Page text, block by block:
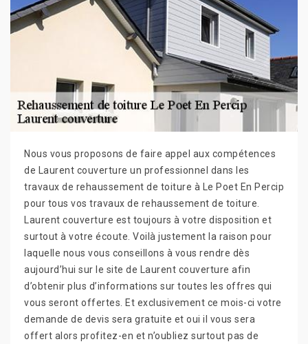
Nous vous proposons de faire appel aux compétences
de Laurent couverture un professionnel dans les
travaux de rehaussement de toiture à Le Poet En Percip
pour tous vos travaux de rehaussement de toiture.
Laurent couverture est toujours à votre disposition et
surtout à votre écoute. Voilà justement la raison pour
laquelle nous vous conseillons à vous rendre dès
aujourd’hui sur le site de Laurent couverture afin
d’obtenir plus d’informations sur toutes les offres qui
vous seront offertes. Et exclusivement ce mois-ci votre
demande de devis sera gratuite et oui il vous sera
offert alors profitez-en et n’oubliez surtout pas de